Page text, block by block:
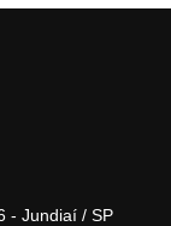
- Jundiaí / SP